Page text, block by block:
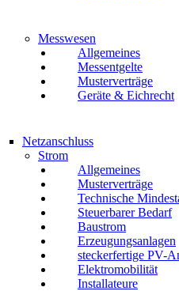
Messwesen
Allgemeines
Messentgelte
Musterverträge
Geräte & Eichrecht
Netzanschluss
Strom
Allgemeines
Musterverträge
Technische
Steuerbarer Bedarf
Baustrom
Erzeugungsanlagen
steckerfertige PV-
Elektromobilität
Installateure